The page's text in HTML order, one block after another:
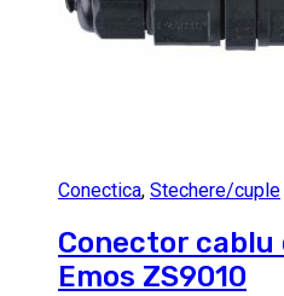
Conectica, Stechere/cuple
Conector
Emos ZS9010